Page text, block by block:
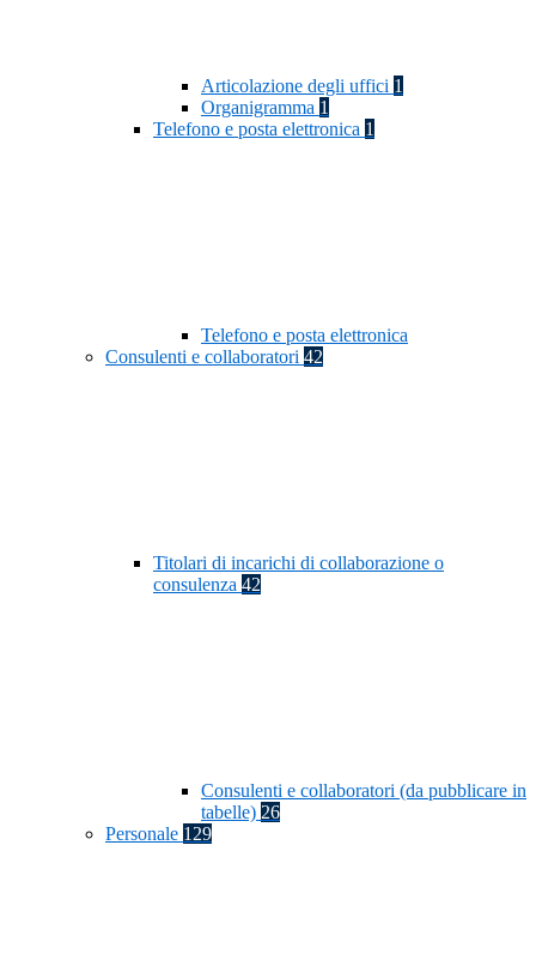
Articolazione degli uffici 1
Organigramma 1
Telefono e posta elettronica 1
Telefono e posta elettronica
Consulenti e collaboratori 42
Titolari di incarichi di collaborazione o
consulenza 42
Consulenti e collaboratori (da pubblicare in
tabelle) 26
Personale 129